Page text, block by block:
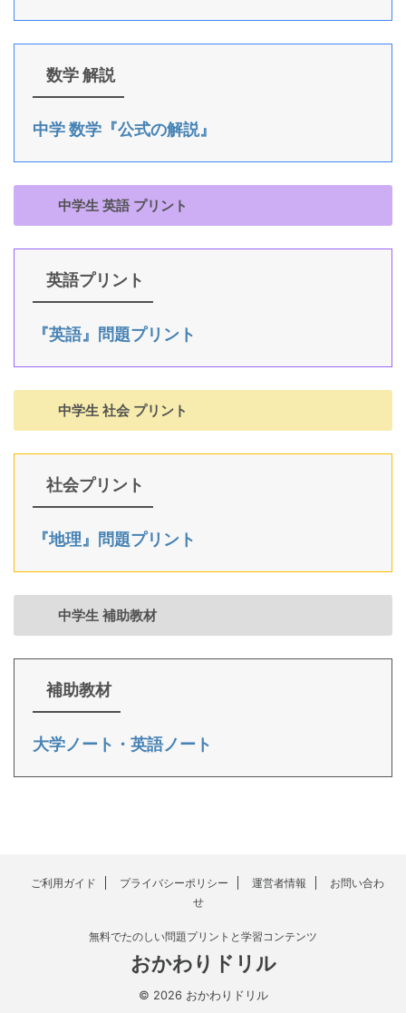
数学 解説
中学 数学『公式の解説』
中学生 英語 プリント
英語プリント
『英語』問題プリント
中学生 社会 プリント
社会プリント
『地理』問題プリント
中学生 補助教材
補助教材
大学ノート・英語ノート
ご利用ガイド プライバシーポリシー 運営者情報
お問い合わ
せ
無料でたのしい問題プリントと学習コンテンツ
おかわりドリル
© 2026 おかわりドリル